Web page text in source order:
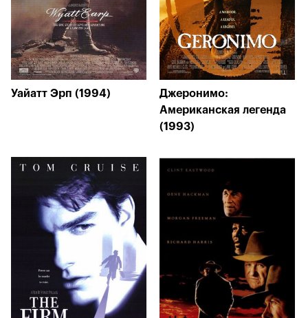
Уайатт Эрп (1994)
Джеронимо:
Американская легенда
(1993)